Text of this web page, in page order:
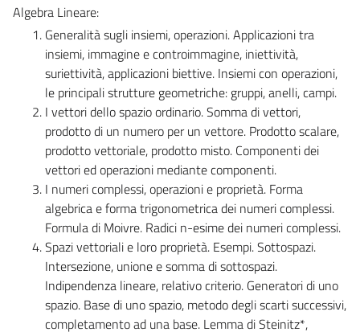
Algebra Lineare:
Generalità sugli insiemi, operazioni. Applicazioni tra
insiemi, immagine e controimmagine, iniettività,
suriettività, applicazioni biettive. Insiemi con operazioni,
le principali strutture geometriche: gruppi, anelli, campi.
I vettori dello spazio ordinario. Somma di vettori,
prodotto di un numero per un vettore. Prodotto scalare,
prodotto vettoriale, prodotto misto. Componenti dei
vettori ed operazioni mediante componenti.
I numeri complessi, operazioni e proprietà. Forma
algebrica e forma trigonometrica dei numeri complessi.
Formula di Moivre. Radici n-esime dei numeri complessi.
Spazi vettoriali e loro proprietà. Esempi. Sottospazi.
Intersezione, unione e somma di sottospazi.
Indipendenza lineare, relativo criterio. Generatori di uno
spazio. Base di uno spazio, metodo degli scarti successivi,
completamento ad una base. Lemma di Steinitz*,